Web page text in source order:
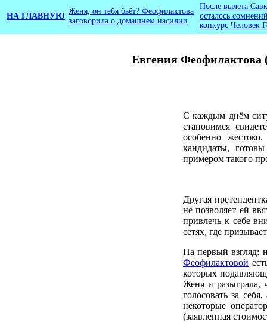
Евгения Феофилактова
НА ГЛАВНУЮ
Женя, он тебя бьёт? Феофилактова
заговорила о домашнем насилии
После вылета
осталось
конкурс Человек
С каждым днём
становимся
особенно
кандидаты,
примером такого
Другая
не позволяет ей
привлечь к себе
сетях, где
На первый взгляд:
Феофилактовой
которых
Женя и разыграла,
голосовать за
некоторые
(заявленная